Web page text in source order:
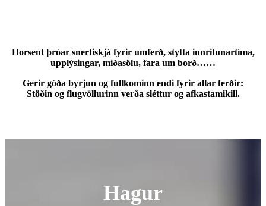
Horsent þróar snertiskjá fyrir umferð, stytta innritunartíma,
upplýsingar, miðasölu, fara um borð……
Gerir góða byrjun og fullkominn endi fyrir allar ferðir:
Stöðin og flugvöllurinn verða sléttur og afkastamikill.
Hagur